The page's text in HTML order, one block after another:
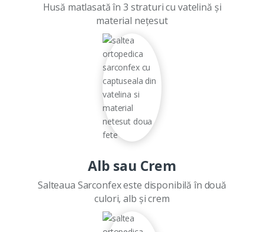
Husă matlasată în 3 straturi cu vatelină și
material nețesut
Alb sau Crem
Salteaua Sarconfex este disponibilă în două
culori, alb și crem